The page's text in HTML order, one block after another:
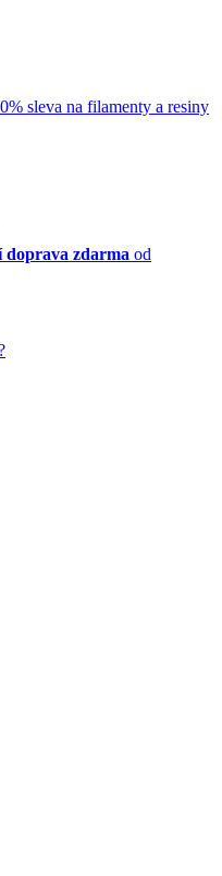
sleva na filamenty a resiny
zdarma od